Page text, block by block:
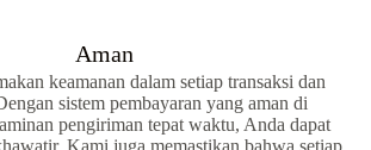
Aman
keamanan dalam setiap transaksi dan
sistem pembayaran yang aman di
pengiriman tepat waktu, Anda dapat
Kami juga memastikan bahwa setiap